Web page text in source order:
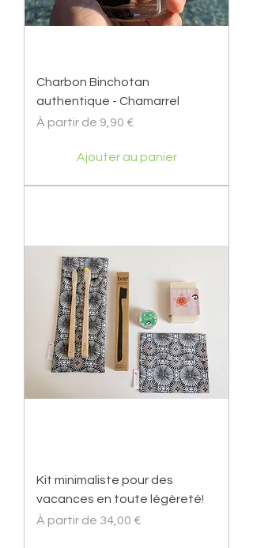
Charbon Binchotan
authentique - Chamarrel
À partir de 9,90 €
Prix promotionnel
Ajouter au panier
Kit minimaliste pour des
vacances en toute légèreté!
À partir de 34,00 €
Prix promotionnel